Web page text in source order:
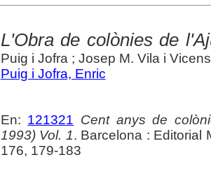
L'Obra de colònies de
Puig i Jofra ; Josep M. Vila i Vicens
Puig i Jofra, Enric
En: 121321 Cent anys de
1993) Vol. 1. Barcelona : Editorial
176, 179-183